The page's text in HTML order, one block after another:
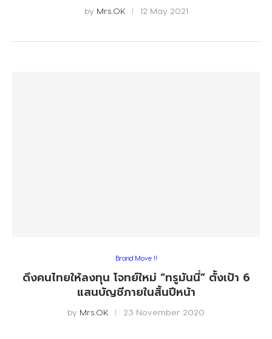
by Mrs.OK 12 May 2021
Brand Move !!
ดึงคนไทยให้ลงทุน โจทย์ใหม่ “ทรูมันนี่” ตั้งเป้า 6
แสนบัญชีภายในสิ้นปีหน้า
by Mrs.OK 23 November 2020